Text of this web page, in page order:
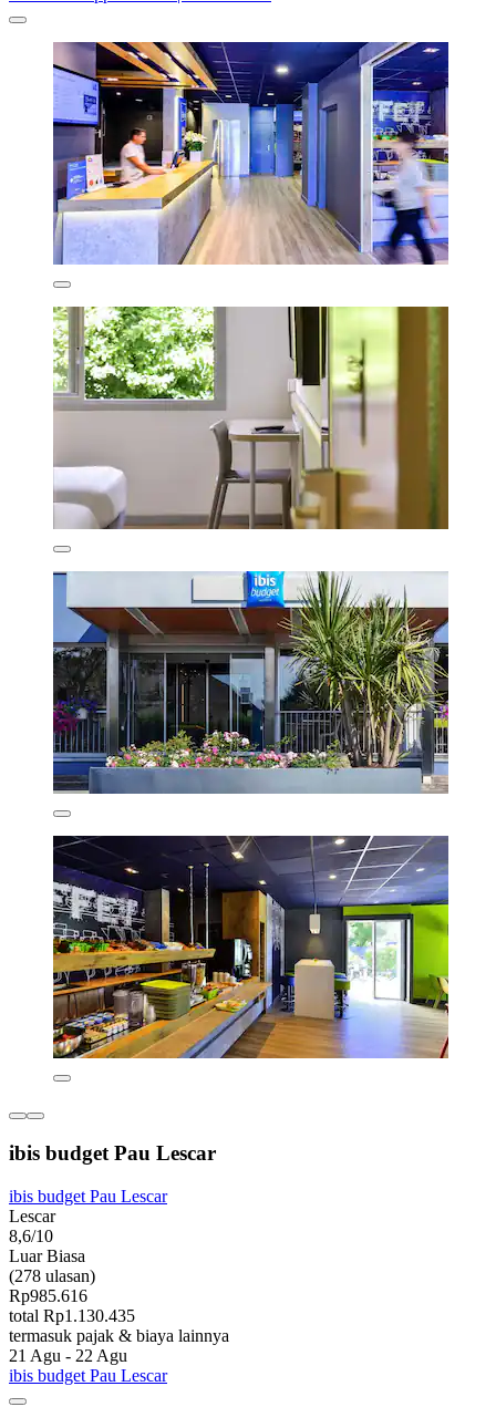
ibis budget Pau Lescar
ibis budget Pau Lescar
Lescar
8,6/10
Luar Biasa
(278 ulasan)
Rp985.616
total Rp1.130.435
termasuk pajak & biaya lainnya
21 Agu - 22 Agu
ibis budget Pau Lescar